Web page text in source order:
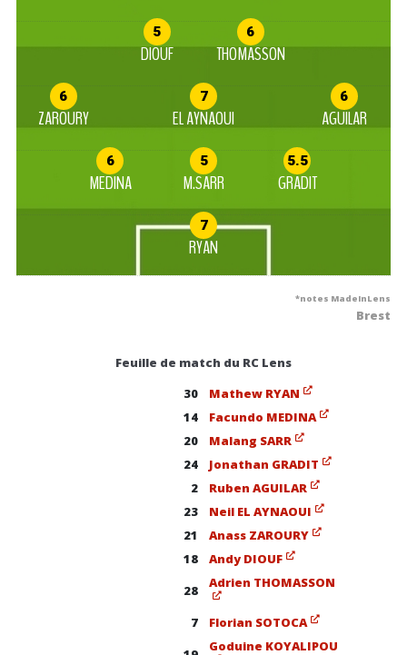
5
DIOUF
6
THOMASSON
6
ZAROURY
7
EL AYNAOUI
6
AGUILAR
6
MEDINA
5
M.SARR
5.5
GRADIT
7
RYAN
*notes MadeInLens
Brest
Feuille de match du RC Lens
30
Mathew RYAN
14
Facundo MEDINA
20
Malang SARR
24
Jonathan GRADIT
2
Ruben AGUILAR
23
Neil EL AYNAOUI
21
Anass ZAROURY
18
Andy DIOUF
28
Adrien THOMASSON
7
Florian SOTOCA
Goduine KOYALIPOU